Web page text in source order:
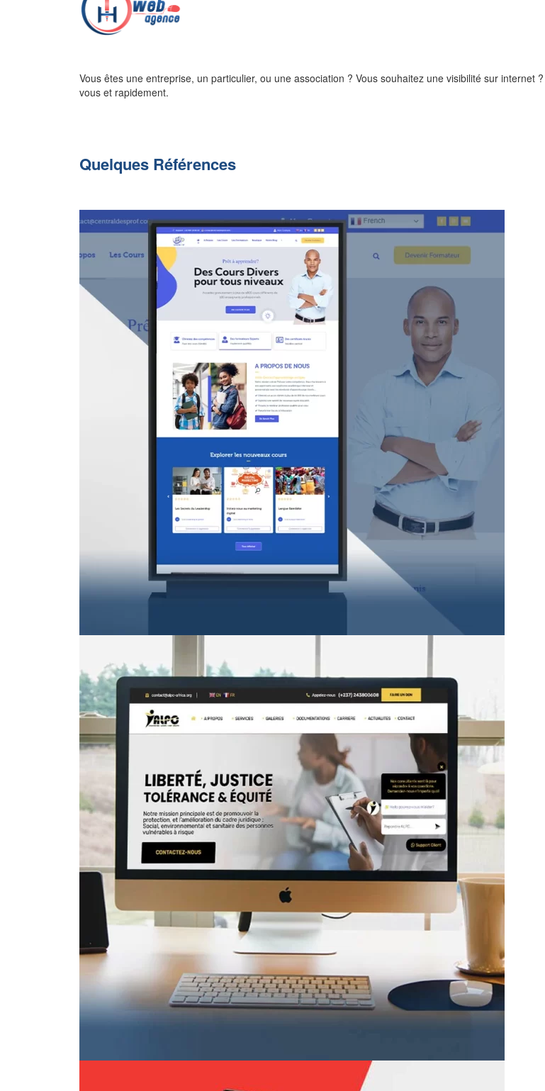
Vous êtes une entreprise, un particulier, ou une association ? Vous souhaitez une visibilité sur
vous et rapidement.
Quelques Références